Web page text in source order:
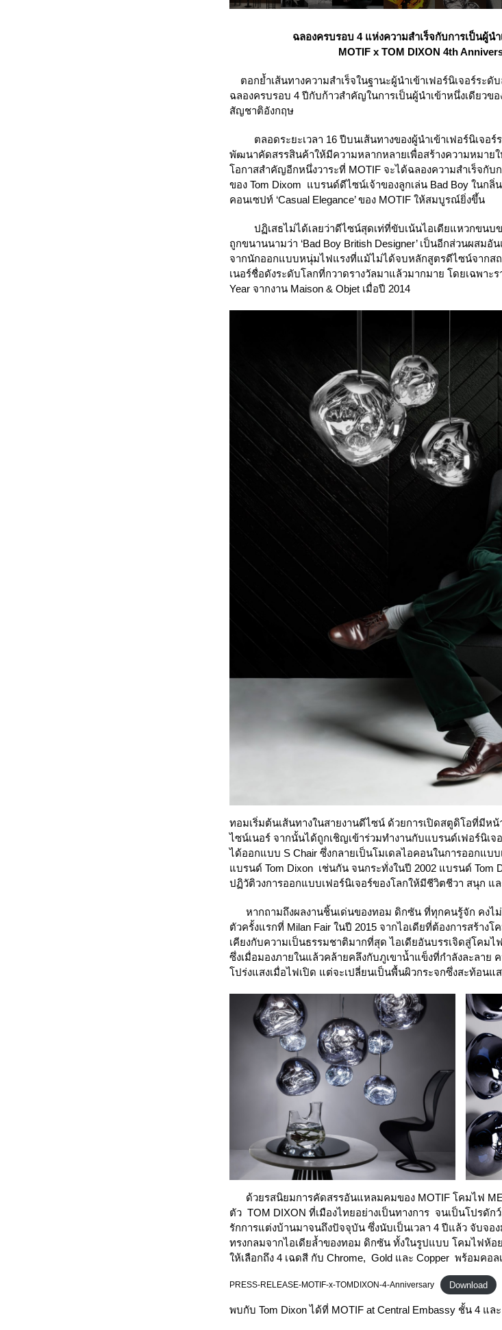
ฉลองครบรอบ 4 แห่งความสำเร็จกับการเป็นผู้น
MOTIF x TOM DIXON 4th
ตอกย้ำเส้นทางความสำเร็จในฐานะผู้นำเข้าเฟอร์นิเจอร์ระ
ฉลองครบรอบ 4 ปีกับก้าวสำคัญในการเป็นผู้นำเข้าหนึ่งเดียวข
สัญชาติอังกฤษ
ตลอดระยะเวลา 16 ปีบนเส้นทางของผู้นำเข้าเฟอร์นิเจอร์
พัฒนาคัดสรรสินค้าให้มีความหลากหลายเพื่อสร้างความหมาย
โอกาสสำคัญอีกหนึ่งวาระที่ MOTIF จะได้ฉลองความสำเร็จกับ
ของ Tom Dixom แบรนด์ดีไซน์เจ้าของลูกเล่น Bad Boy ในก
คอนเซปท์ ‘Casual Elegance’ ของ MOTIF ให้สมบูรณ์ยิ่งขึ้น
ปฏิเสธไม่ได้เลยว่าดีไซน์สุดเท่ที่ขับเน้นไอเดียแหวกขนบข
ถูกขนานนามว่า ‘Bad Boy British Designer’ เป็นอีกส่วนผสม
จากนักออกแบบหนุ่มไฟแรงที่แม้ไม่ได้จบหลักสูตรดีไซน์จากส
เนอร์ชื่อดังระดับโลกที่กวาดรางวัลมาแล้วมากมาย โดยเฉพาะร
Year จากงาน Maison & Objet เมื่อปี 2014
ทอมเริ่มต้นเส้นทางในสายงานดีไซน์ ด้วยการเปิดสตูดิโอที่มีหน้
ไซน์เนอร์ จากนั้นได้ถูกเชิญเข้าร่วมทำงานกับแบรนด์เฟอร์นิเ
ได้ออกแบบ S Chair ซึ่งกลายเป็นโมเดลไอคอนในการออกแบ
แบรนด์ Tom Dixon เช่นกัน จนกระทั่งในปี 2002 แบรนด์ Tom
ปฏิวัติวงการออกแบบเฟอร์นิเจอร์ของโลกให้มีชีวิตชีวา สนุก แ
หากถามถึงผลงานชิ้นเด่นของทอม ดิกซัน ที่ทุกคนรู้จัก คงไม่
ตัวครั้งแรกที่ Milan Fair ในปี 2015 จากไอเดียที่ต้องการสร้าง
เคียงกับความเป็นธรรมชาติมากที่สุด ไอเดียอันบรรเจิดสู่โคม
ซึ่งเมื่อมองภายในแล้วคล้ายคลึงกับภูเขาน้ำแข็งที่กำลังละลา
โปร่งแสงเมื่อไฟเปิด แต่จะเปลี่ยนเป็นพื้นผิวกระจกซึ่งสะท้อน
ด้วยรสนิยมการคัดสรรอันแหลมคมของ MOTIF โคมไฟ
ตัว TOM DIXON ที่เมืองไทยอย่างเป็นทางการ จนเป็นโปรดั
รักการแต่งบ้านมาจนถึงปัจจุบัน ซึ่งนับเป็นเวลา 4 ปีแล้ว จับจ
ทรงกลมจากไอเดียล้ำของทอม ดิกซัน ทั้งในรูปแบบ โคมไฟห้
ให้เลือกถึง 4 เฉดสี กับ Chrome, Gold และ Copper พร้อมคอ
PRESS-RELEASE-MOTIF-x-TOMDIXON-4-Anniversary Download
พบกับ Tom Dixon ได้ที่ MOTIF at Central Embassy ชั้น 4 และ